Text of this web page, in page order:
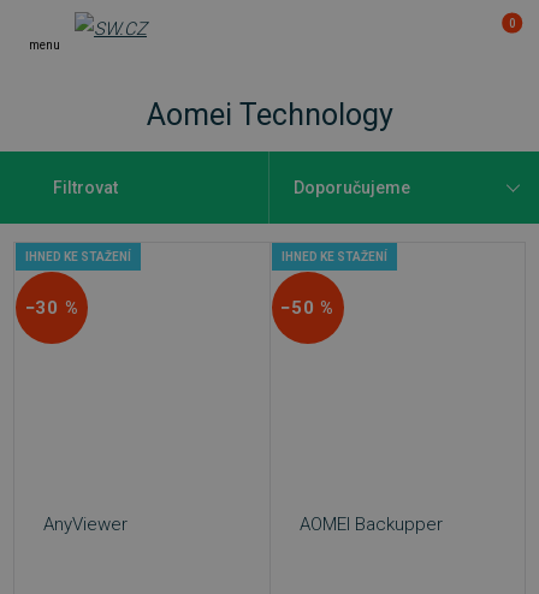
menu
0
Aomei Technology
Filtrovat
IHNED KE STAŽENÍ
−30 %
AnyViewer
IHNED KE STAŽENÍ
−50 %
AOMEI Backupper